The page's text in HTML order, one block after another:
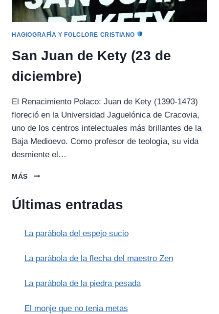
HAGIOGRAFÍA Y FOLCLORE CRISTIANO
San Juan de Kety (23 de
diciembre)
El Renacimiento Polaco: Juan de Kety (1390-1473)
floreció en la Universidad Jaguelónica de Cracovia,
uno de los centros intelectuales más brillantes de la
Baja Medioevo. Como profesor de teología, su vida
desmiente el…
MÁS
SAN
KETY
DICIEMBRE)
Últimas entradas
La parábola del espejo sucio
La parábola de la flecha del maestro Zen
La parábola de la piedra pesada
El monje que no tenia metas